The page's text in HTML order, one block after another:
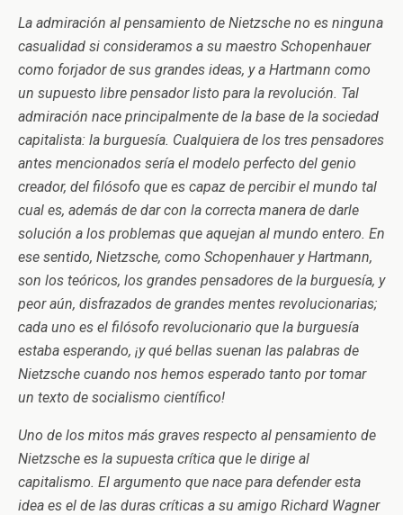
La admiración al pensamiento de Nietzsche no es ninguna
casualidad si consideramos a su maestro Schopenhauer
como forjador de sus grandes ideas, y a Hartmann como
un supuesto libre pensador listo para la revolución. Tal
admiración nace principalmente de la base de la sociedad
capitalista: la burguesía. Cualquiera de los tres pensadores
antes mencionados sería el modelo perfecto del genio
creador, del filósofo que es capaz de percibir el mundo tal
cual es, además de dar con la correcta manera de darle
solución a los problemas que aquejan al mundo entero. En
ese sentido, Nietzsche, como Schopenhauer y Hartmann,
son los teóricos, los grandes pensadores de la burguesía, y
peor aún, disfrazados de grandes mentes revolucionarias;
cada uno es el filósofo revolucionario que la burguesía
estaba esperando, ¡y qué bellas suenan las palabras de
Nietzsche cuando nos hemos esperado tanto por tomar
un texto de socialismo científico!
Uno de los mitos más graves respecto al pensamiento de
Nietzsche es la supuesta crítica que le dirige al
capitalismo. El argumento que nace para defender esta
idea es el de las duras críticas a su amigo Richard Wagner